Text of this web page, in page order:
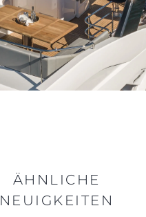
ÄHNLICHE
NEUIGKEITEN